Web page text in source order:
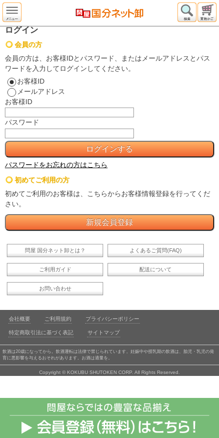
ログイン
会員の方
会員の方は、お客様IDとパスワード、またはメールアドレスとパス
ワードを入力してログインしてください。
お客様ID
メールアドレス
お客様ID
パスワード
パスワードをお忘れの方はこちら
初めてご利用の方
初めてご利用のお客様は、こちらからお客様情報登録を行ってくだ
さい。
問屋 国分ネット卸とは？ よくあるご質問(FAQ)
ご利用ガイド 配送について
お問い合わせ
会社概要 ご利用規約 プライバシーポリシー
特定商取引法に基づく表記 サイトマップ
飲酒は20歳になってから。飲酒運転は法律で禁じられています。妊娠中や授乳期の飲酒は、胎児・乳児の発
育に悪影響を与えるおそれがあります。お酒は適量を。
Copyright © KOKUBU SHUTOKEN CORP. All Rights Reserved.